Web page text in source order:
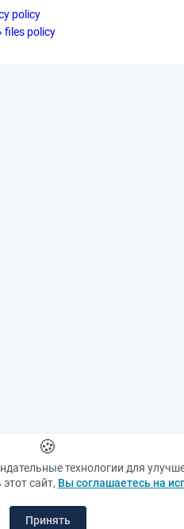
with the
individuals
policy
files policy
🍪
технологии для
сайт, Вы соглашаетесь на
Принять